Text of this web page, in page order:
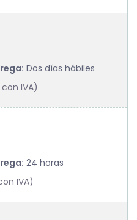
Dos días hábiles
IVA)
24 horas
IVA)